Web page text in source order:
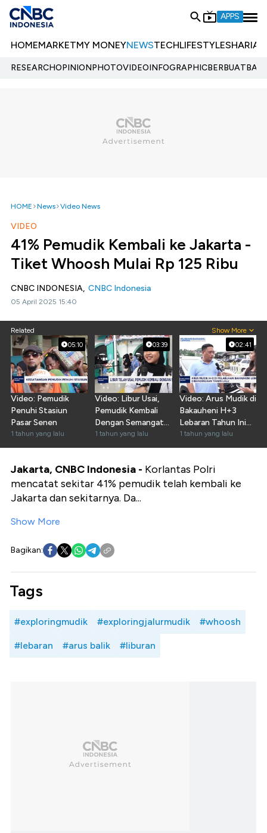
APPS
HOMEMARKETMY MONEYNEWSTECHLIFESTYLESHARIA
RESEARCHOPINIONPHOTOVIDEOINFOGRAPHIC
HOME News Video News
VIDEO
41% Pemudik Kembali ke Jakarta -
Tiket Whoosh Mulai Rp 125 Ribu
CNBC INDONESIA, CNBC Indonesia
05 April 2025 15:40
Related Show More
05:10
Video: Pemudik
Penuhi Stasiun
Pasar Senen
1 tahun yang lalu
03:39
Video: Libur Usai,
Pemudik Kembali
Dengan Semangat
Baru
1 tahun yang lalu
02:41
Video: Arus Mudik di
Bakauheni H+3
Lebaran Tahun Ini
Lengang
1 tahun yang lalu
Jakarta, CNBC Indonesia - Korlantas Polri
mencatat sekitar 41% pemudik telah kembali ke
Jakarta dan sekitarnya. Da...
Show More
Bagikan:
Tags
#exploringmudik #exploringjalurmudik #whoosh
#lebaran #arus balik #liburan